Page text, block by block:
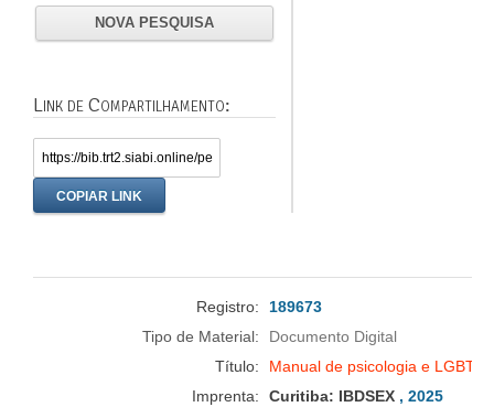
NOVA PESQUISA
Link de Compartilhamento:
COPIAR LINK
Registro:
189673
Tipo de Material:
Documento Digital
Título:
Manual de psicologia e LGBTI+
Imprenta:
Curitiba: IBDSEX , 2025